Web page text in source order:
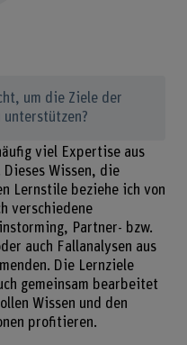
um die Ziele der
unterstützen?
viel Expertise aus
Wissen, die
Lernstile beziehe ich von
verschiedene
Partner- bzw.
auch Fallanalysen aus
Die Lernziele
gemeinsam bearbeitet
Wissen und den
profitieren.